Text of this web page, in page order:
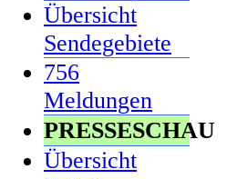
Übersicht
Sendegebiete
756
Meldungen
PRESSESCHAU
Übersicht